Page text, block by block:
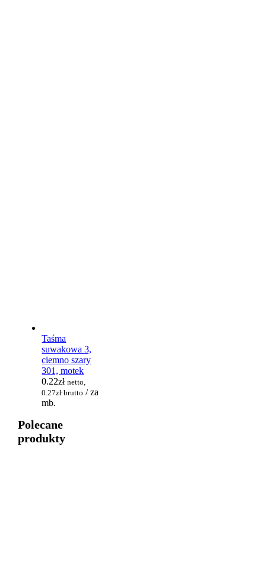
Taśma
suwakowa 3,
ciemno szary
301, motek
0.22zł netto,
0.27zł brutto / za
mb.
Polecane
produkty